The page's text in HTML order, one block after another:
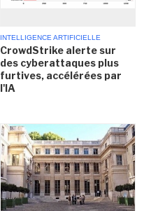
INTELLIGENCE ARTIFICIELLE
CrowdStrike alerte sur
des cyberattaques plus
furtives, accélérées par
l'IA